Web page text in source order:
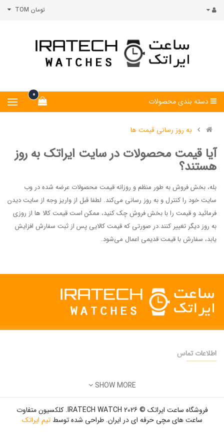
تومان TOM
0
دسته بندی محصولات
به روز رسانی قیمت ها
آیا قیمت محصولات در سایت ایراتک به روز
هستند؟
بله، بخش فروش به طور منظم و روزانه قیمت‏ محصولات عرضه شده در وب‏
سایت خود را کنترل و به روز رسانی می‏‌کند. لطفا قبل از واریز وجه از سایت دیدن
فرمائید و قیمت را با بخش فروش چک کنید، ممکن است قیمت کالا ها از روزی
به روز دیگر تغییر کنند.در صورتی که قیمت کالایی پس از ثبت سفارش افزایش
یابد، سفارش با قیمت قدیمی اعمال می‌‏شود.
اطلاعات تماس
ایمیل:
زمان کاری:8 صبح تا 5 عصر
SHOW MORE
فروشگاه ساعت ایراتک © 2026 IRATECH WATCH. کلکسیون متفاوت
ساعت های مچی حرفه ای در ایران. طراحی شده توسطتیم ایراتک